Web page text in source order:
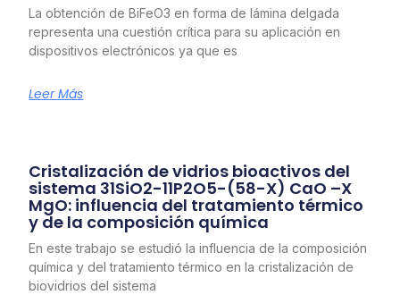
La obtención de BiFeO3 en forma de lámina delgada
representa una cuestión crítica para su aplicación en
dispositivos electrónicos ya que es
Leer Más
Cristalización de vidrios bioactivos del
sistema 31SiO2-11P2O5-(58-X) CaO –X
MgO: influencia del tratamiento térmico
y de la composición química
En este trabajo se estudió la influencia de la composición
química y del tratamiento térmico en la cristalización de
biovidrios del sistema